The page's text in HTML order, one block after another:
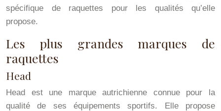
spécifique de raquettes pour les qualités qu’elle
propose.
Les plus grandes marques de
raquettes
Head
Head est une marque autrichienne connue pour la
qualité de ses équipements sportifs. Elle propose